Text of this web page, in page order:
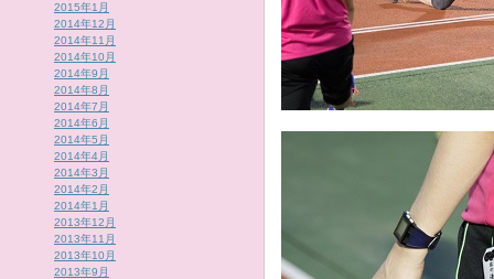
2015年1月
2014年12月
2014年11月
2014年10月
2014年9月
2014年8月
2014年7月
2014年6月
2014年5月
2014年4月
2014年3月
2014年2月
2014年1月
2013年12月
2013年11月
2013年10月
2013年9月